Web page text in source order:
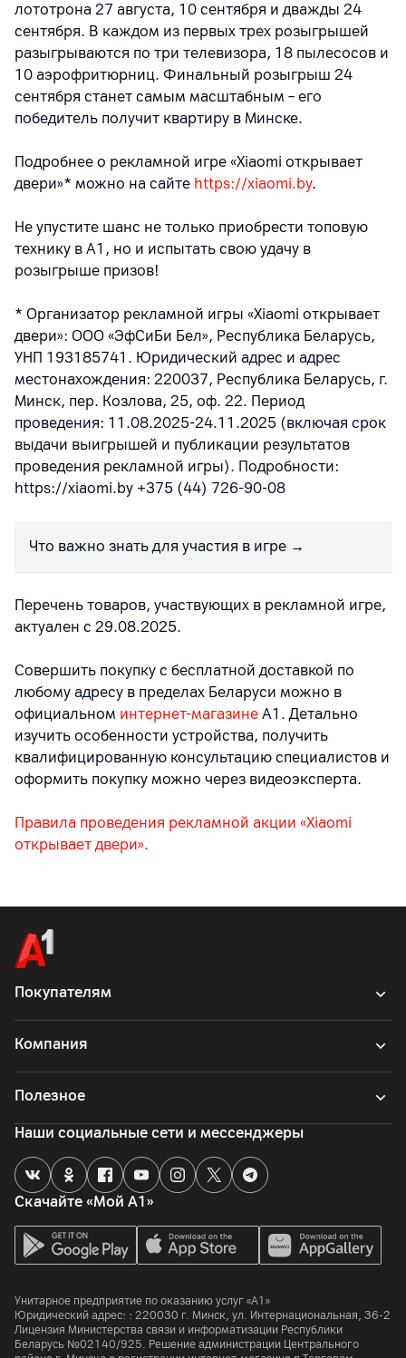
лототрона 27 августа, 10 сентября и дважды 24
сентября. В каждом из первых трех розыгрышей
разыгрываются по три телевизора, 18 пылесосов и
10 аэрофритюрниц. Финальный розыгрыш 24
сентября станет самым масштабным – его
победитель получит квартиру в Минске.
Подробнее о рекламной игре «Xiaomi открывает
двери»* можно на сайте https://xiaomi.by.
Не упустите шанс не только приобрести топовую
технику в А1, но и испытать свою удачу в
розыгрыше призов!
* Организатор рекламной игры «Xiaomi открывает
двери»: ООО «ЭфСиБи Бел», Республика Беларусь,
УНП 193185741. Юридический адрес и адрес
местонахождения: 220037, Республика Беларусь, г.
Минск, пер. Козлова, 25, оф. 22. Период
проведения: 11.08.2025-24.11.2025 (включая срок
выдачи выигрышей и публикации результатов
проведения рекламной игры). Подробности:
https://xiaomi.by +375 (44) 726-90-08
Что важно знать для участия в игре →
Перечень товаров, участвующих в рекламной игре,
актуален с 29.08.2025.
Совершить покупку с бесплатной доставкой по
любому адресу в пределах Беларуси можно в
официальном интернет-магазине А1. Детально
изучить особенности устройства, получить
квалифицированную консультацию специалистов и
оформить покупку можно через видеоэксперта.
Правила проведения рекламной акции «Xiaomi
открывает двери».
Покупателям
Компания
Полезное
Скачайте «Мой А1»
Наши социальные сети и мессенджеры
Унитарное предприятие по оказанию услуг «А1»
Юридический адрес: : 220030 г. Минск, ул. Интернациональная, 36-2
Лицензия Министерства связи и информатизации Республики
Беларусь №02140/925. Решение администрации Центрального